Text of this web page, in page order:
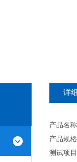
详
产品名
产品规
测试项